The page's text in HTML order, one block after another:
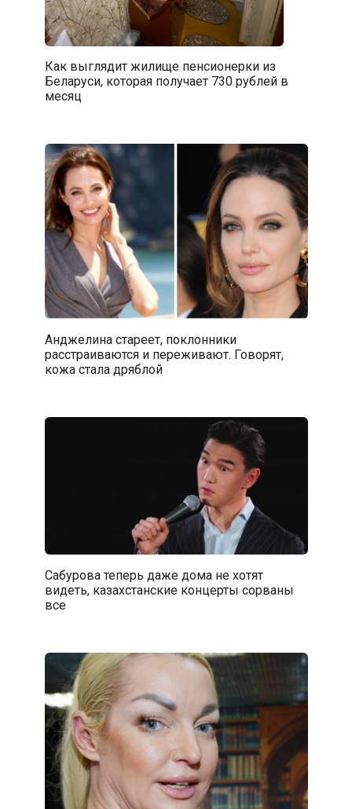
Как выглядит жилище пенсионерки из
Беларуси, которая получает 730 рублей в
месяц
Анджелина стареет, поклонники
расстраиваются и переживают. Говорят,
кожа стала дряблой
Сабурова теперь даже дома не хотят
видеть, казахстанские концерты сорваны
все